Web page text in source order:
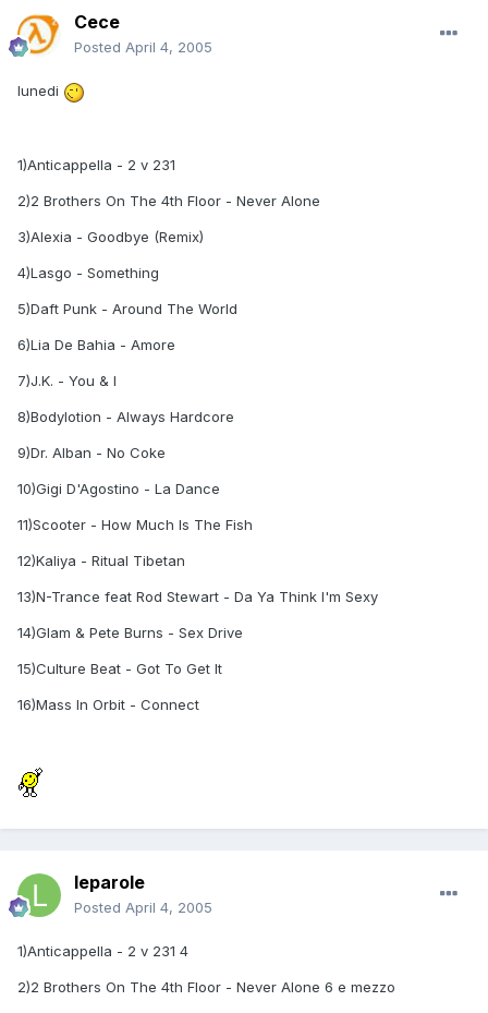
Cece
Posted April 4, 2005
lunedi
1)Anticappella - 2 v 231
2)2 Brothers On The 4th Floor - Never Alone
3)Alexia - Goodbye (Remix)
4)Lasgo - Something
5)Daft Punk - Around The World
6)Lia De Bahia - Amore
7)J.K. - You & I
8)Bodylotion - Always Hardcore
9)Dr. Alban - No Coke
10)Gigi D'Agostino - La Dance
11)Scooter - How Much Is The Fish
12)Kaliya - Ritual Tibetan
13)N-Trance feat Rod Stewart - Da Ya Think I'm Sexy
14)Glam & Pete Burns - Sex Drive
15)Culture Beat - Got To Get It
16)Mass In Orbit - Connect
leparole
Posted April 4, 2005
1)Anticappella - 2 v 231 4
2)2 Brothers On The 4th Floor - Never Alone 6 e mezzo